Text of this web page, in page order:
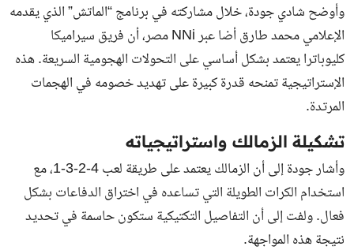
وأوضح شادي جودة، خلال مشاركته في برنامج “الماتش” الذي يقدمه
الإعلامي محمد طارق أضا عبر NNi مصر، أن فريق سيراميكا
كليوباترا يعتمد بشكل أساسي على التحولات الهجومية السريعة. هذه
الإستراتيجية تمنحه قدرة كبيرة على تهديد خصومه في الهجمات
المرتدة.
تشكيلة الزمالك واستراتيجياته
وأشار جودة إلى أن الزمالك يعتمد على طريقة لعب 4-2-3-1، مع
استخدام الكرات الطويلة التي تساعده في اختراق الدفاعات بشكل
فعال. ولفت إلى أن التفاصيل التكتيكية ستكون حاسمة في تحديد
نتيجة هذه المواجهة.